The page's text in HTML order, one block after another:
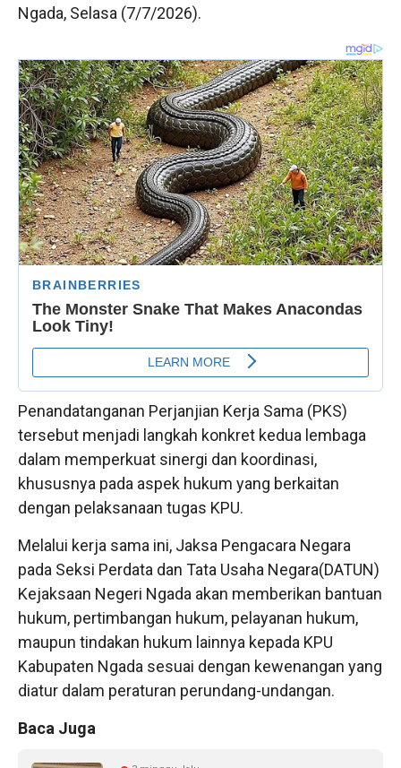
Ngada, Selasa (7/7/2026).
Penandatanganan Perjanjian Kerja Sama (PKS)
tersebut menjadi langkah konkret kedua lembaga
dalam memperkuat sinergi dan koordinasi,
khususnya pada aspek hukum yang berkaitan
dengan pelaksanaan tugas KPU.
Melalui kerja sama ini, Jaksa Pengacara Negara
pada Seksi Perdata dan Tata Usaha Negara(DATUN)
Kejaksaan Negeri Ngada akan memberikan bantuan
hukum, pertimbangan hukum, pelayanan hukum,
maupun tindakan hukum lainnya kepada KPU
Kabupaten Ngada sesuai dengan kewenangan yang
diatur dalam peraturan perundang-undangan.
Baca Juga